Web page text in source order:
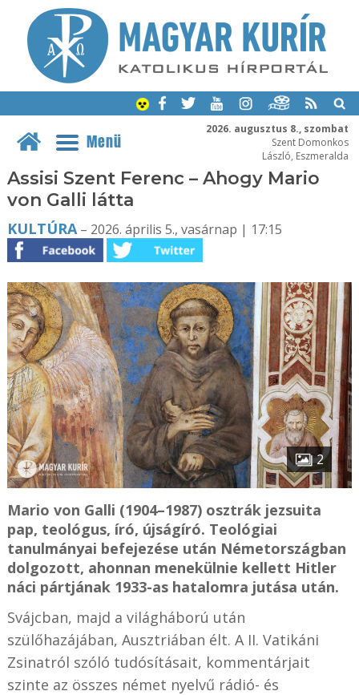
2026. augusztus 8., szombat
Szent Domonkos
László, Eszmeralda
Menü
Assisi Szent Ferenc – Ahogy Mario
von Galli látta
KULTÚRA– 2026. április 5., vasárnap | 17:15
2
Mario von Galli (1904–1987) osztrák jezsuita
pap, teológus, író, újságíró. Teológiai
tanulmányai befejezése után Németországban
dolgozott, ahonnan menekülnie kellett Hitler
náci pártjának 1933-as hatalomra jutása után.
Svájcban, majd a világháború után
szülőhazájában, Ausztriában élt. A II. Vatikáni
Zsinatról szóló tudósításait, kommentárjait
szinte az összes német nyelvű rádió- és